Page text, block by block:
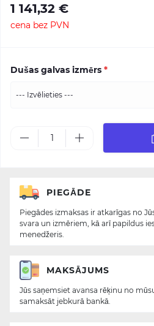
1 141,32 €
cena bez PVN
Dušas galvas izmērs *
PIEGĀDE
Piegādes izmaksas ir atkarīgas no
svara un izmēriem, kā arī papildus
menedžeris.
MAKSĀJUMS
Jūs saņemsiet avansa rēķinu no
samaksāt jebkurā bankā.